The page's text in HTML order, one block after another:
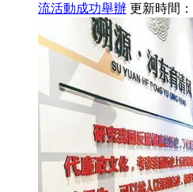
流活動成功舉辦 更新時間：